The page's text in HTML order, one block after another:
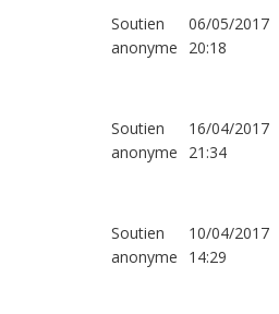
Soutien
anonyme
06/05/2017
20:18
Soutien
anonyme
16/04/2017
21:34
Soutien
anonyme
10/04/2017
14:29